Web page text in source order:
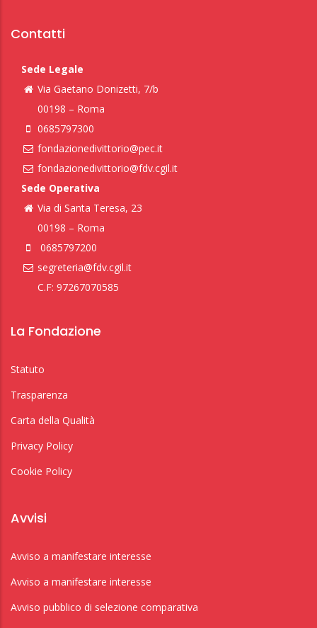
Contatti
Sede Legale
Via Gaetano Donizetti, 7/b
00198 – Roma
0685797300
fondazionedivittorio@pec.it
fondazionedivittorio@fdv.cgil.it
Sede Operativa
Via di Santa Teresa, 23
00198 – Roma
0685797200
segreteria@fdv.cgil.it
C.F: 97267070585
La Fondazione
Statuto
Trasparenza
Carta della Qualità
Privacy Policy
Cookie Policy
Avvisi
Avviso a manifestare interesse
Avviso a manifestare interesse
Avviso pubblico di selezione comparativa